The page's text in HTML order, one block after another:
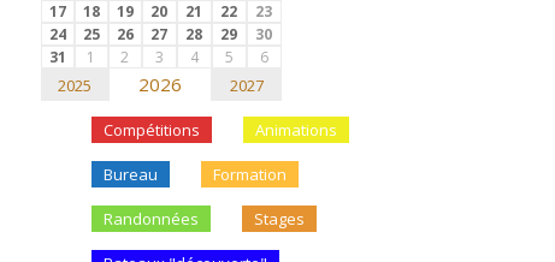
17
18 19 20 21 22
23
24
25 26 27 28 29
30
31
1 2 3 4 5 6
2025 2026 2027
Compétitions Animations
Bureau Formation
Randonnées Stages